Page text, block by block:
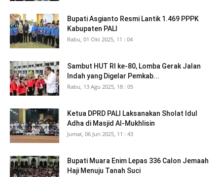
Bupati Asgianto Resmi Lantik 1.469 PPPK
Kabupaten PALI
Rabu, 01 Okt 2025, 11 : 04
Sambut HUT RI ke-80, Lomba Gerak Jalan
Indah yang Digelar Pemkab...
Rabu, 13 Agu 2025, 18 : 05
Ketua DPRD PALI Laksanakan Sholat Idul
Adha di Masjid Al-Mukhlisin
Jumat, 06 Jun 2025, 11 : 43
Bupati Muara Enim Lepas 336 Calon Jemaah
Haji Menuju Tanah Suci